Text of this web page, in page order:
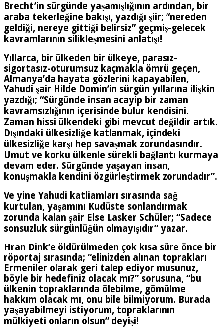
Brecht’in sürgünde yaşamışlığının ardından, bir
araba tekerleğine bakışı, yazdığı şiir; “nereden
geldiği, nereye gittiği belirsiz” geçmiş-gelecek
kavramlarının silikleşmesini anlatışı!
Yıllarca, bir ülkeden bir ülkeye, parasız-
sigortasız-oturumsuz kaçmakla ömrü geçen,
Almanya’da hayata gözlerini kapayabilen,
Yahudi şair Hilde Domin’in sürgün yıllarına ilişkin
yazdığı; “Sürgünde insan acayip bir zaman
kavramsızlığının içerisinde bulur kendisini.
Zaman hissi ülkendeki gibi mevcut değildir artık.
Dışındaki ülkesizliğe katlanmak, içindeki
ülkesizliğe karşı hep savaşmak zorundasındır.
Umut ve korku ülkenle sürekli bağlantı kurmaya
devam eder. Sürgünde yaşayan insan,
konuşmakla kendini özgürleştirmek zorundadır”.
Ve yine Yahudi katliamları sırasında sağ
kurtulan, yaşamını Kudüste sonlandırmak
zorunda kalan şair Else Lasker Schüler; “Sadece
sonsuzluk sürgünlüğün olmayışıdır” yazar.
Hran Dink’e öldürülmeden çok kısa süre önce bir
röportaj sırasında; “elinizden alınan toprakları
Ermeniler olarak geri talep ediyor musunuz,
böyle bir hedefiniz olacak mı?” sorusuna, “bu
ülkenin topraklarında ölebilme, gömülme
hakkım olacak mı, onu bile bilmiyorum. Burada
yaşayabilmeyi istiyorum, topraklarının
mülkiyeti onların olsun” deyişi!